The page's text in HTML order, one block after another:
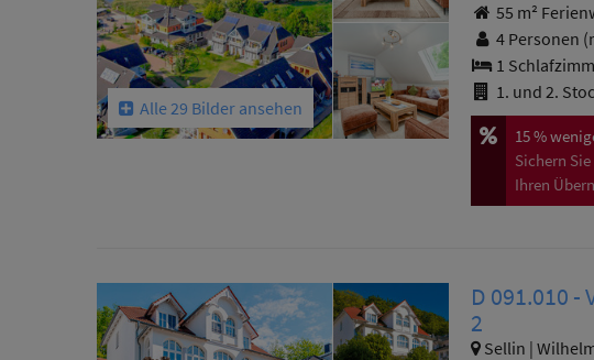
Alle 29 Bilder ansehen
55 m²
4 Personen
1
1. und 2.
15 %
Sichern
Ihren
D 091.010 -
2
Sellin |